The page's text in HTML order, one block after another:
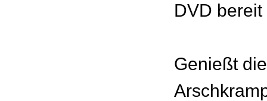
DVD
Genießt